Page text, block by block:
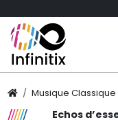
Musique Classique
Echos